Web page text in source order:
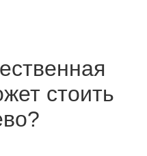
стоить